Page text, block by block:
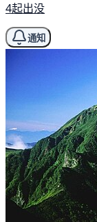
4起出没
通知